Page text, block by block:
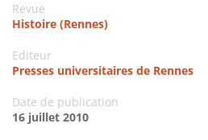
Revue
Histoire (Rennes)
Editeur
Presses universitaires de Rennes
Date de publication
16 juillet 2010